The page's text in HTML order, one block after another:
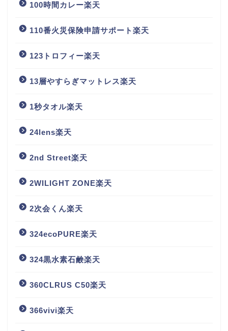
100時間カレー楽天
110番火災保険申請サポート楽天
123トロフィー楽天
13層やすらぎマットレス楽天
1秒タオル楽天
24lens楽天
2nd Street楽天
2WILIGHT ZONE楽天
2次会くん楽天
324ecoPURE楽天
324黒水素石鹸楽天
360CLRUS C50楽天
366vivi楽天